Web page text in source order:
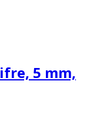
5 mm,